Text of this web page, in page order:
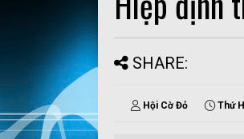
SHARE:
Hội Cờ Đỏ Thứ